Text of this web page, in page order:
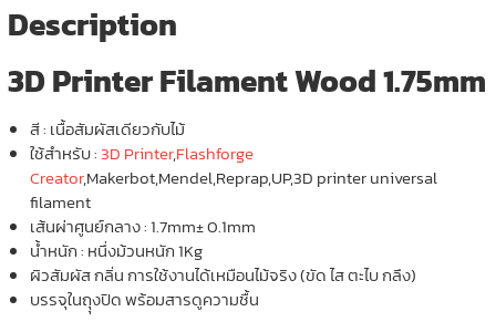
Description
3D Printer Filament Wood 1.75mm
สี : เนื้อสัมผัสเดียวกับไม้
ใช้สำหรับ :3D Printer,Flashforge
Creator,Makerbot,Mendel,Reprap,UP,3D printer universal
filament
เส้นผ่าศูนย์กลาง : 1.7mm± 0.1mm
น้ำหนัก : หนึ่งม้วนหนัก 1Kg
ผิวสัมผัส กลิ่น การใช้งานได้เหมือนไม้จริง (ขัด ไส ตะไบ กลึง)
บรรจุในถุุงปิด พร้อมสารดูความชื้น